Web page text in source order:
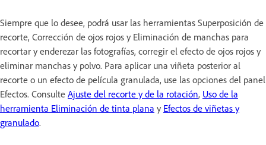
Siempre que lo desee, podrá usar las herramientas Superposición de
recorte, Corrección de ojos rojos y Eliminación de manchas para
recortar y enderezar las fotografías, corregir el efecto de ojos rojos y
eliminar manchas y polvo. Para aplicar una viñeta posterior al
recorte o un efecto de película granulada, use las opciones del panel
Efectos. Consulte Ajuste del recorte y de la rotación, Uso de la
herramienta Eliminación de tinta plana y Efectos de viñetas y
granulado.